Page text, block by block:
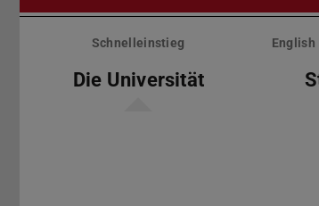
Menü
überspringenSchnelleinstieg English
Die Universität